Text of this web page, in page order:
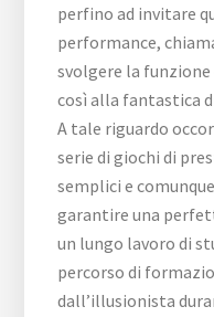
perfino ad invitare
performance,
svolgere la
così alla fantastica
A tale riguardo
serie di giochi di
semplici e
garantire una
un lungo lavoro di
percorso di
dall’illusionista